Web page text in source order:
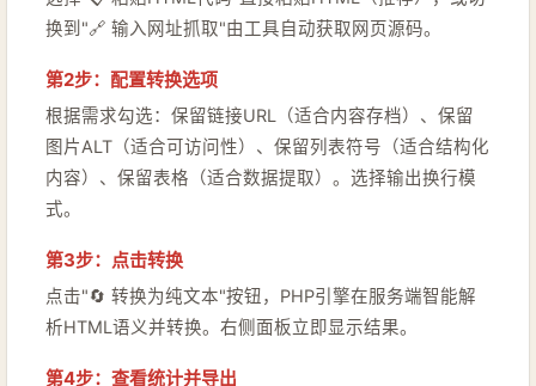
换到"🔗 输入网址抓取"由工具自动获取网页源码。
第2步：配置转换选项
根据需求勾选：保留链接URL（适合内容存档）、保留
图片ALT（适合可访问性）、保留列表符号（适合结构化
内容）、保留表格（适合数据提取）。选择输出换行模
式。
第3步：点击转换
点击"🔄 转换为纯文本"按钮，PHP引擎在服务端智能解
析HTML语义并转换。右侧面板立即显示结果。
第4步：查看统计并导出